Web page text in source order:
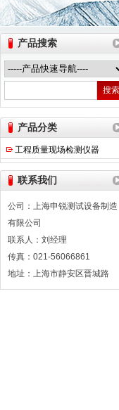
上海申锐测试设备制造有限公司
产品搜索
产品分类
工程质量现场检测仪器
联系我们
公司：上海申锐测试设备制造
有限公司
联系人：刘经理
传真：021-56066861
地址：上海市静安区晋城路